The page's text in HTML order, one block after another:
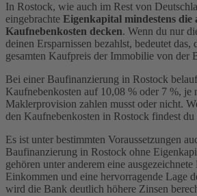
In Rostock, wie auch im Rest von
eingebrachte Eigenkapital mindestens die
Kaufnebenkosten decken. Wenn du nur
deinen Ersparnissen bezahlst, bedeutet das,
gesamten Kaufpreis der Immobilie von der
Bei einer Baufinanzierung in Rostock
Kaufnebenkosten auf 10,08 % oder 7 %, je
Maklerprovision zahlen musst oder nicht.
den Kaufnebenkosten in Rostock findest du
Es ist unter bestimmten Voraussetzungen
Baufinanzierung in Rostock ohne
gehören unter anderem eine
Einkommen und eine hervorragende Lage
wird die Bank deutlich höhere Zinsen